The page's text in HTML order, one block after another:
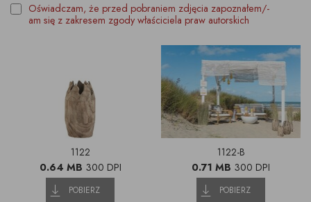
Oświadczam, że przed pobraniem zdjęcia zapoznałem/-
am się z zakresem zgody właściciela praw autorskich
1122
0.64 MB 300 DPI
POBIERZ
1122-B
0.71 MB 300 DPI
POBIERZ